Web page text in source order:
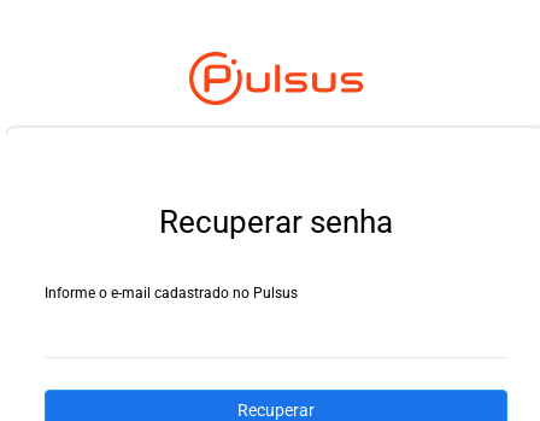
Recuperar senha
Informe o e-mail cadastrado no Pulsus
Recuperar